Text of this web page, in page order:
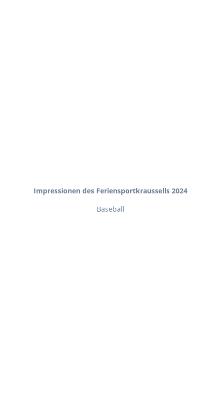
Impressionen des Feriensportkraussells 2024
Baseball